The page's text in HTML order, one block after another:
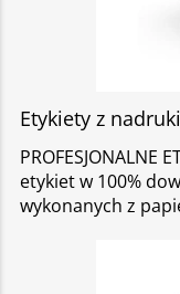
Etykiety z
PROFESJONALNE
etykiet w 100%
wykonanych z